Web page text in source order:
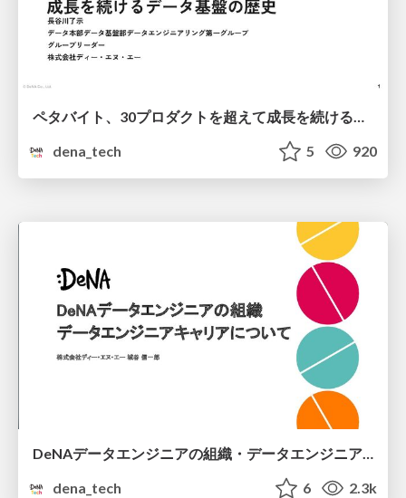
dena_tech
5 920
DeNAデータエンジニアの組織・データエンジニアキャリアについて
dena_tech
6 2.3k